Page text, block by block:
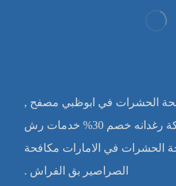
الحشرات في ابوظبي مصفح ,
العين , الشارقة : شركة رغدانه خصم 30% خدمات رش
الحشرات في الامارات مكافحة
الصراصير بق الفراش .